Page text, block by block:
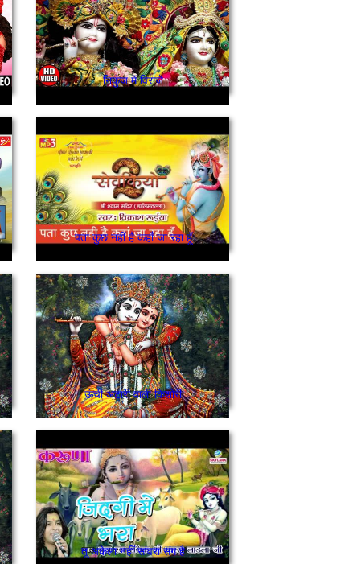
निकुंज में विराजे
पता कुछ नहीं है कहाँ जा रहा हूँ
ऊंची अटारी वाली किशोरी
तू अकेला नहीं सांवरा संग है